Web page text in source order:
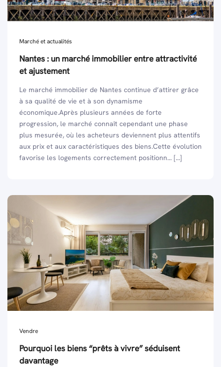
Marché et actualités
Nantes : un marché immobilier entre attractivité
et ajustement
Le marché immobilier de Nantes continue d’attirer grâce
à sa qualité de vie et à son dynamisme
économique.Après plusieurs années de forte
progression, le marché connaît cependant une phase
plus mesurée, où les acheteurs deviennent plus attentifs
aux prix et aux caractéristiques des biens.Cette évolution
favorise les logements correctement positionn... [...]
Vendre
Pourquoi les biens “prêts à vivre” séduisent
davantage